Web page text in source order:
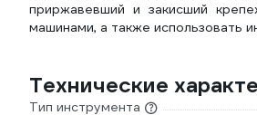
приржавевший и закисший
машинами, а также использовать
Технические
Тип инструмента